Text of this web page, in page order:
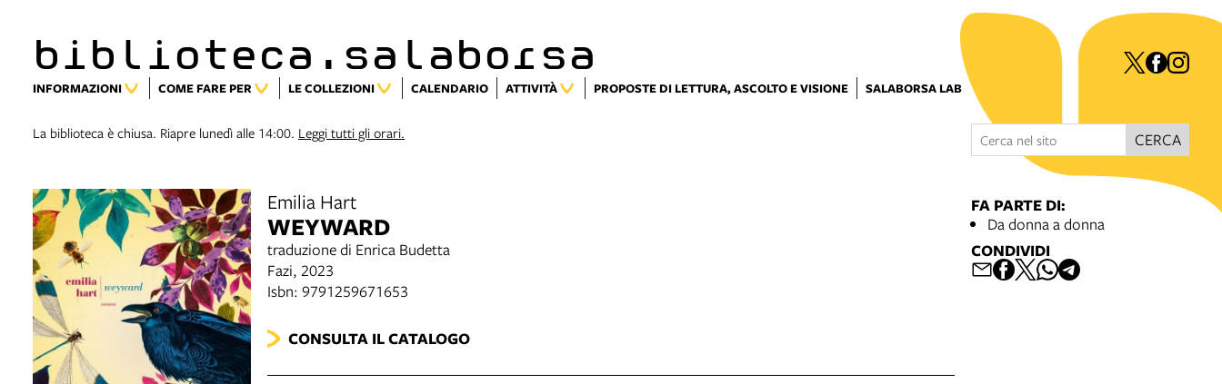
biblioteca.salaborsa
INFORMAZIONI COME FARE PER LE COLLEZIONI CALENDARIO ATTIVITÀ PROPOSTE DI LETTURA, ASCOLTO E VISIONE SALABORSA LAB
La biblioteca è chiusa. Riapre lunedì alle 14:00. Leggi tutti gli orari. CERCA
Emilia Hart
WEYWARD
traduzione di Enrica Budetta
Fazi, 2023
Isbn: 9791259671653
CONSULTA IL CATALOGO
FA PARTE DI:
Da donna a donna
CONDIVIDI